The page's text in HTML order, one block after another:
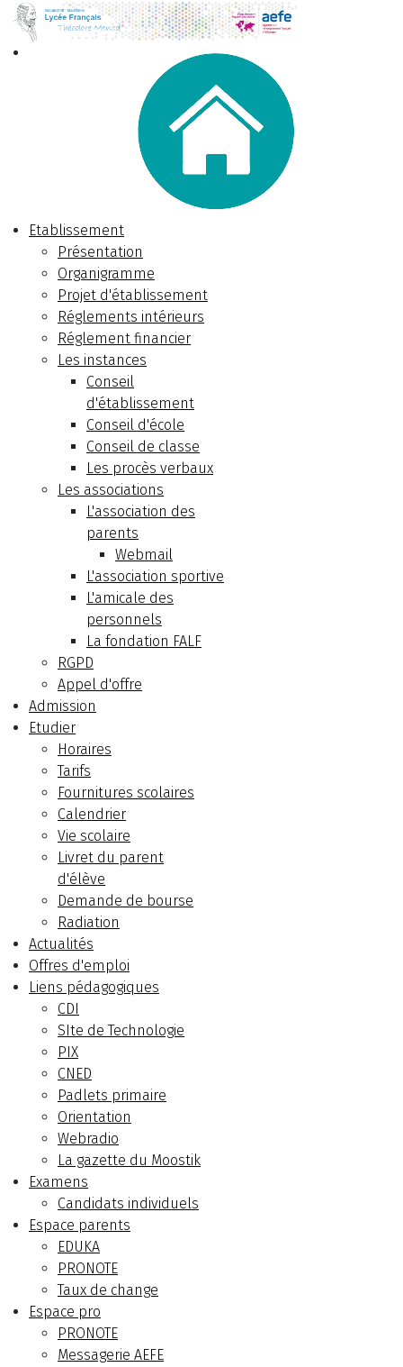
Etablissement
Présentation
Organigramme
Projet d'établissement
Réglements intérieurs
Réglement financier
Les instances
Conseil
d'établissement
Conseil d'école
Conseil de classe
Les procès verbaux
Les associations
L'association des
parents
Webmail
L'association sportive
L'amicale des
personnels
La fondation FALF
RGPD
Appel d'offre
Admission
Etudier
Horaires
Tarifs
Fournitures scolaires
Calendrier
Vie scolaire
Livret du parent
d'élève
Demande de bourse
Radiation
Actualités
Offres d'emploi
Liens pédagogiques
CDI
SIte de Technologie
PIX
CNED
Padlets primaire
Orientation
Webradio
La gazette du Moostik
Examens
Candidats individuels
Espace parents
EDUKA
PRONOTE
Taux de change
Espace pro
PRONOTE
Messagerie AEFE